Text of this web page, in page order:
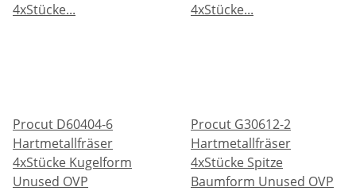
Procut D60404-6
Hartmetallfräser
4xStücke Kugelform
Unused OVP
Procut G30612-2
Hartmetallfräser
4xStücke Spitze
Baumform Unused OVP